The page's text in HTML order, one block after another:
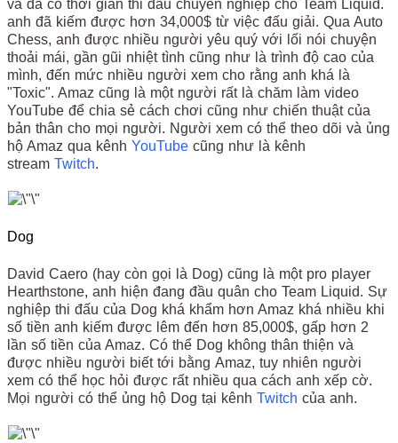
và đã có thời gian thi đấu chuyên nghiệp cho Team Liquid.
anh đã kiếm được hơn 34,000$ từ việc đấu giải. Qua Auto
Chess, anh được nhiều người yêu quý với lối nói chuyện
thoải mái, gần gũi nhiệt tình cũng như là trình độ cao của
mình, đến mức nhiều người xem cho rằng anh khá là
"Toxic". Amaz cũng là một người rất là chăm làm video
YouTube để chia sẻ cách chơi cũng như chiến thuật của
bản thân cho mọi người. Người xem có thể theo dõi và ủng
hộ Amaz qua kênh YouTube cũng như là kênh
stream Twitch.
Dog
David Caero (hay còn gọi là Dog) cũng là một pro player
Hearthstone, anh hiện đang đầu quân cho Team Liquid. Sự
nghiệp thi đấu của Dog khá khẩm hơn Amaz khá nhiều khi
số tiền anh kiếm được lêm đến hơn 85,000$, gấp hơn 2
lần số tiền của Amaz. Có thể Dog không thân thiện và
được nhiều người biết tới bằng Amaz, tuy nhiên người
xem có thể học hỏi được rất nhiều qua cách anh xếp cờ.
Mọi người có thể ủng hộ Dog tại kênh Twitch của anh.